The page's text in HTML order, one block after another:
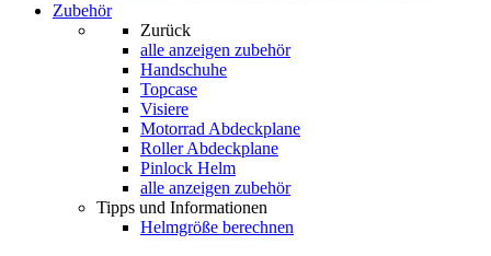
Zubehör
Zurück
alle anzeigen zubehör
Handschuhe
Topcase
Visiere
Motorrad Abdeckplane
Roller Abdeckplane
Pinlock Helm
alle anzeigen zubehör
Tipps und Informationen
Helmgröße berechnen